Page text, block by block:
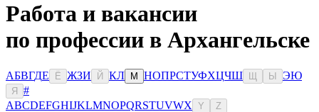
Работа и вакансии
по профессии в Архангельске
АБВГДЕ Ё ЖЗИ Й КЛ М НОПРСТУФХЦЧШ Ы ЭЮ
Я
#
ABCDEFGHIJKLMNOPQRSTUVWX Y Z